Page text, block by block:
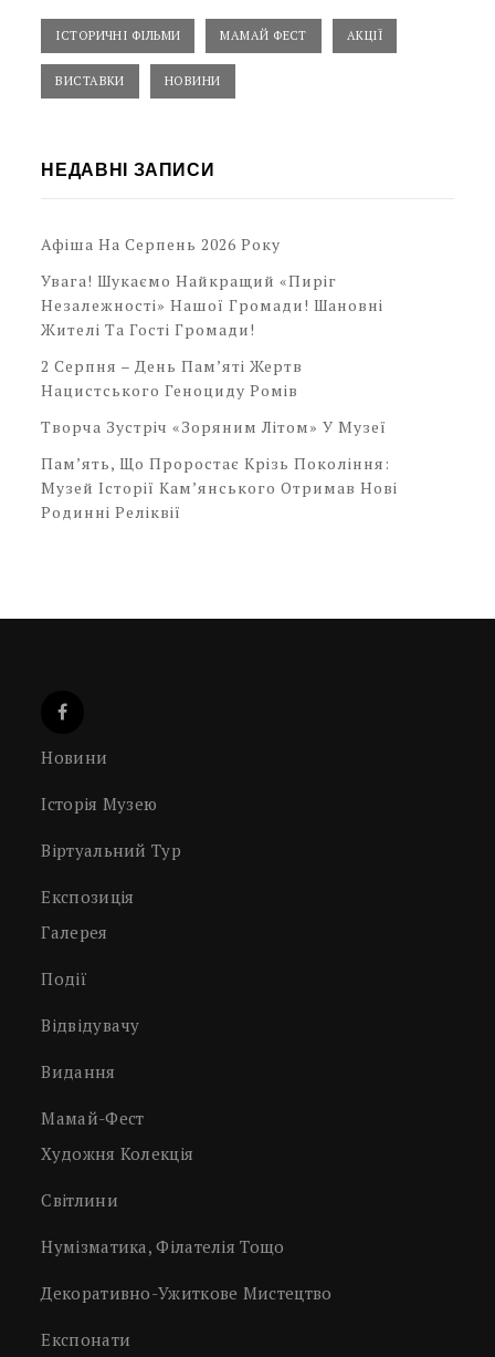
ІСТОРИЧНІ ФІЛЬМИ МАМАЙ ФЕСТ АКЦІЇ
ВИСТАВКИ НОВИНИ
НЕДАВНІ ЗАПИСИ
Афіша На Серпень 2026 Року
Увага! Шукаємо Найкращий «Пиріг
Незалежності» Нашої Громади! Шановні
Жителі Та Гості Громади!
2 Серпня – День Пам’яті Жертв
Нацистського Геноциду Ромів
Творча Зустріч «Зоряним Літом» У Музеї
Пам’ять, Що Проростає Крізь Покоління:
Музей Історії Кам’янського Отримав Нові
Родинні Реліквії
Новини
Історія Музею
Віртуальний Тур
Експозиція
Галерея
Події
Відвідувачу
Видання
Мамай-Фест
Художня Колекція
Світлини
Нумізматика, Філателія Тощо
Декоративно-Ужиткове Мистецтво
Експонати